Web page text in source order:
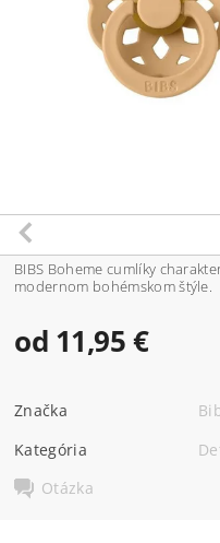
BIBS Boheme cumlíky
modernom bohémskom štýle.
od 11,95 €
Značka
Kategória
Otázka